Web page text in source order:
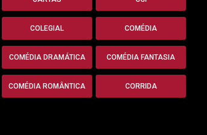
COLEGIAL COMÉDIA
COMÉDIA DRAMÁTICA COMÉDIA FANTASIA
COMÉDIA ROMÂNTICA CORRIDA